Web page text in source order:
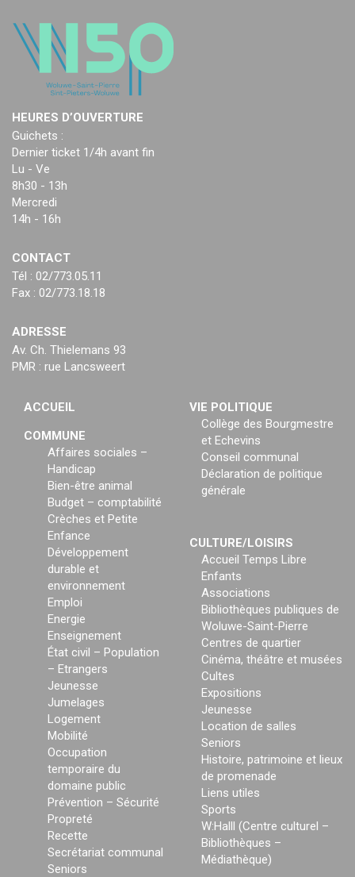
HEURES D’OUVERTURE
Guichets :
Dernier ticket 1/4h avant fin
Lu - Ve
8h30 - 13h
Mercredi
14h - 16h
CONTACT
Tél : 02/773.05.11
Fax : 02/773.18.18
ADRESSE
Av. Ch. Thielemans 93
PMR : rue Lancsweert
ACCUEIL
COMMUNE
Affaires sociales –
Handicap
Bien-être animal
Budget – comptabilité
Crèches et Petite
Enfance
Développement
durable et
environnement
Emploi
Energie
Enseignement
État civil – Population
– Etrangers
Jeunesse
Jumelages
Logement
Mobilité
Occupation
temporaire du
domaine public
Prévention – Sécurité
Propreté
Recette
Secrétariat communal
Seniors
VIE POLITIQUE
Collège des Bourgmestre
et Echevins
Conseil communal
Déclaration de politique
générale
CULTURE/LOISIRS
Accueil Temps Libre
Enfants
Associations
Bibliothèques publiques de
Woluwe-Saint-Pierre
Centres de quartier
Cinéma, théâtre et musées
Cultes
Expositions
Jeunesse
Location de salles
Seniors
Histoire, patrimoine et lieux
de promenade
Liens utiles
Sports
W:Halll (Centre culturel –
Bibliothèques –
Médiathèque)